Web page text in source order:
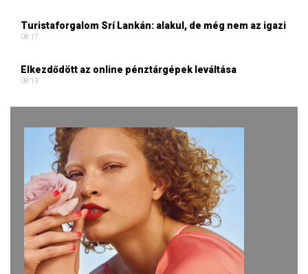
Turistaforgalom Srí Lankán: alakul, de még nem az igazi
08:17
Elkezdődött az online pénztárgépek leváltása
08:13